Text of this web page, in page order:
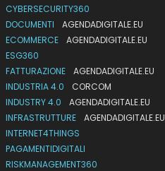
CYBERSECURITY360
DOCUMENTI
AGENDADIGITALE.EU
ECOMMERCE
AGENDADIGITALE.EU
ESG360
FATTURAZIONE
AGENDADIGITALE.EU
INDUSTRIA 4.0
CORCOM
INDUSTRY 4.0
AGENDADIGITALE.EU
INFRASTRUTTURE
AGENDADIGITALE.EU
INTERNET4THINGS
PAGAMENTIDIGITALI
RISKMANAGEMENT360